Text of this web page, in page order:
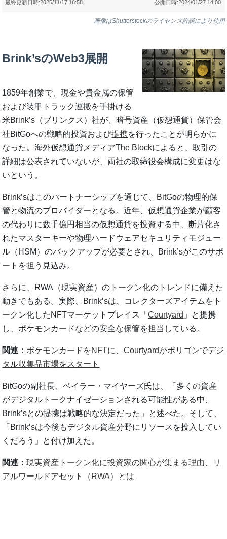
公開日時:2024/01/27 14:00
最終更新日時:2025/11/17 16:58
画像はShutterstockのライセンス許諾により使用
Brink’sのWeb3展開
1859年創業で、現金や貴金属の保管
および装甲トラック運搬を手掛ける
米Brink’s（ブリンクス）社が、暗号資産（仮想通貨）保管会
社BitGoへの戦略的投資および提携を行ったことが明らかに
なった。海外仮想通貨メディアThe Blockによると、取引の
詳細は公表されていないが、両社の取締役会構成に変更はな
いという。
Brink’sはこのパートナーシップを通じて、BitGoの物理的保
管と物流のプロバイダーとなる。近年、仮想通貨企業が顧客
の代わりに数千億円相当の仮想通貨を投資する中、断片化さ
れたマスターキーや物理ハードウェアセキュリティモジュー
ル（HSM）のバックアップが必要とされ、Brink’sがこのサポ
ートを担う見込み。
さらに、RWA（現実資産）のトークン化のトレンドに備えた
動きでもある。実際、Brink’sは、コレクターズアイテムをト
ークン化したNFTマーケットプレイス「Courtyard 」と提携
し、ポケモンカードなどの安全な保管を担当している。
関連： ポケモンカードをNFTに、Courtyardがポリゴンでデジ
タル収集品市場をスタート
BitGoの副社長、ベイラー・マイヤーズ氏は、「多くの資産
がデジタルトークナイゼーションされる可能性がある中、
Brink’sとの提携は戦略的な決定だった」と述べた。そして、
「Brink’sは今後もデジタル資産分野にリソースを投入してい
くだろう」と付け加えた。
関連：現実資産トークン化に投資家の関心が集まる理由、リ
アルワールドアセット（RWA）とは